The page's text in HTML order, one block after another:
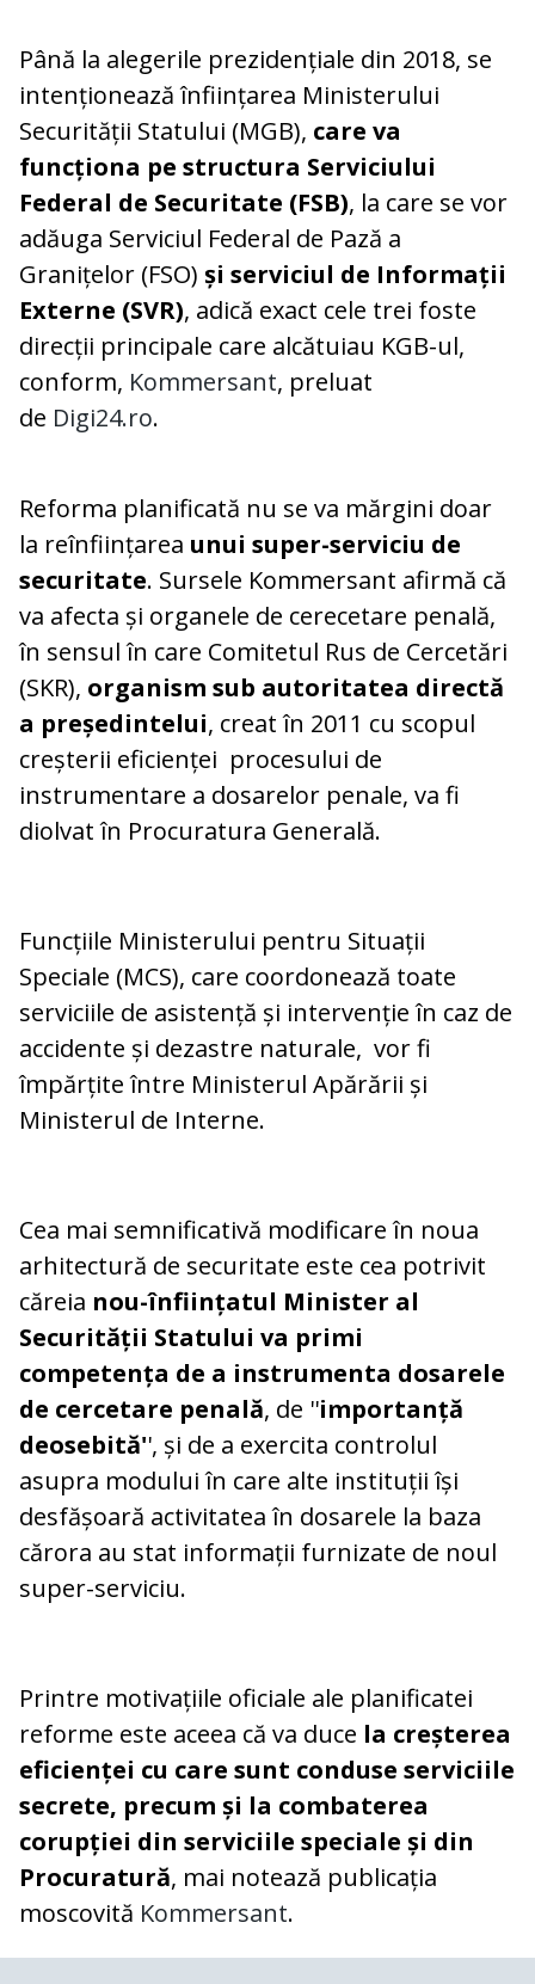
Până la alegerile prezidențiale din 2018, se
intenționează înființarea Ministerului
Securității Statului (MGB), care va
funcționa pe structura Serviciului
Federal de Securitate (FSB), la care se vor
adăuga Serviciul Federal de Pază a
Granițelor (FSO) și serviciul de Informații
Externe (SVR), adică exact cele trei foste
direcții principale care alcătuiau KGB-ul,
conform, Kommersant, preluat
de Digi24.ro.
Reforma planificată nu se va mărgini doar
la reînființarea unui super-serviciu de
securitate. Sursele Kommersant afirmă că
va afecta și organele de cerecetare penală,
în sensul în care Comitetul Rus de Cercetări
(SKR), organism sub autoritatea directă
a președintelui, creat în 2011 cu scopul
creșterii eficienței procesului de
instrumentare a dosarelor penale, va fi
diolvat în Procuratura Generală.
Funcțiile Ministerului pentru Situații
Speciale (MCS), care coordonează toate
serviciile de asistență și intervenție în caz de
accidente și dezastre naturale, vor fi
împărțite între Ministerul Apărării și
Ministerul de Interne.
Cea mai semnificativă modificare în noua
arhitectură de securitate este cea potrivit
căreia nou-înființatul Minister al
Securității Statului va primi
competența de a instrumenta dosarele
de cercetare penală, de ''importanță
deosebită'', și de a exercita controlul
asupra modului în care alte instituții își
desfășoară activitatea în dosarele la baza
cărora au stat informații furnizate de noul
super-serviciu.
Printre motivațiile oficiale ale planificatei
reforme este aceea că va duce la creșterea
eficienței cu care sunt conduse serviciile
secrete, precum și la combaterea
corupției din serviciile speciale și din
Procuratură, mai notează publicația
moscovită Kommersant.